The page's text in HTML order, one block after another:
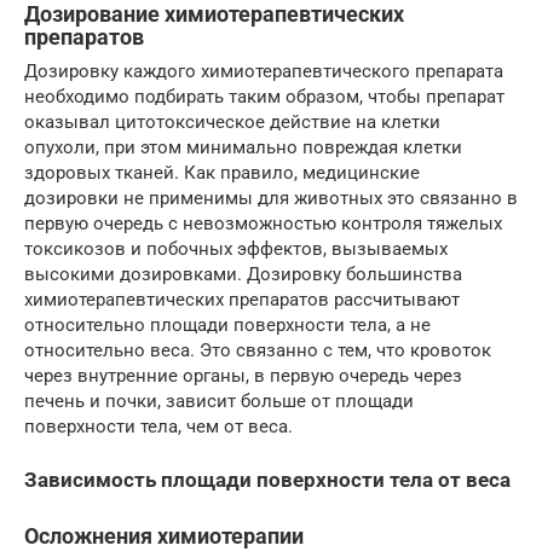
Дозирование химиотерапевтических
препаратов
Дозировку каждого химиотерапевтического препарата
необходимо подбирать таким образом, чтобы препарат
оказывал цитотоксическое действие на клетки
опухоли, при этом минимально повреждая клетки
здоровых тканей. Как правило, медицинские
дозировки не применимы для животных это связанно в
первую очередь с невозможностью контроля тяжелых
токсикозов и побочных эффектов, вызываемых
высокими дозировками. Дозировку большинства
химиотерапевтических препаратов рассчитывают
относительно площади поверхности тела, а не
относительно веса. Это связанно с тем, что кровоток
через внутренние органы, в первую очередь через
печень и почки, зависит больше от площади
поверхности тела, чем от веса.
Зависимость площади поверхности тела от веса
Осложнения химиотерапии